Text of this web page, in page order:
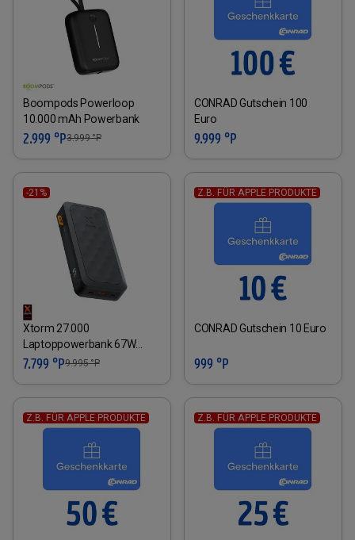
Boompods Powerloop
10.000 mAh Powerbank
2.999 °P3.999°P
CONRAD Gutschein 100
Euro
9.999 °P
-21%
Xtorm 27.000
Laptoppowerbank 67W
Midnight black
7.799 °P9.995°P
Z.B. FÜR APPLE PRODUKTE
CONRAD Gutschein 10 Euro
999 °P
Z.B. FÜR APPLE PRODUKTE Z.B. FÜR APPLE PRODUKTE